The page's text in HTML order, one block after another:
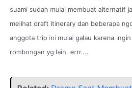
suami sudah mulai membuat alternatif
melihat draft itinerary dan beberapa
anggota trip ini mulai galau karena
rombongan yg lain. errr....